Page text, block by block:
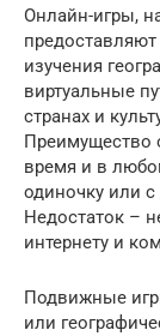
Онлайн-игры,
изучения
виртуальные
странах и
Преимущество
время и в
одиночку или
Недостаток –
интернету и
Подвижные
или